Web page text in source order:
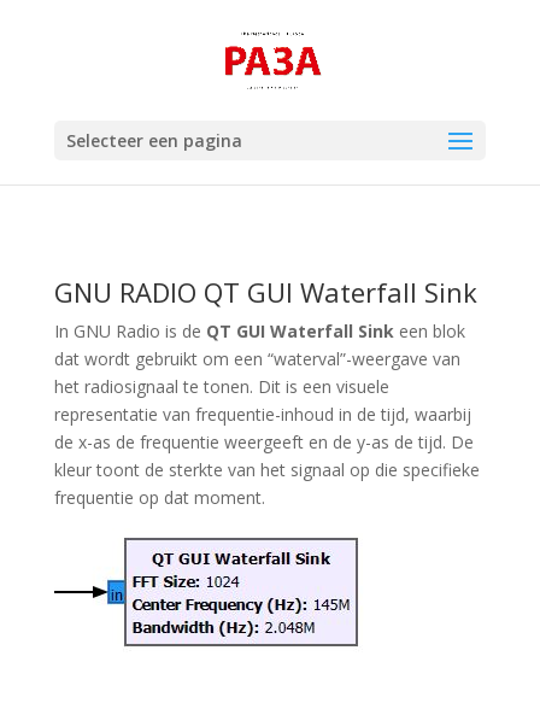
Selecteer een pagina
GNU RADIO QT GUI Waterfall Sink
In GNU Radio is de QT GUI Waterfall Sinkeen blok
dat wordt gebruikt om een “waterval”-weergave van
het radiosignaal te tonen. Dit is een visuele
representatie van frequentie-inhoud in de tijd, waarbij
de x-as de frequentie weergeeft en de y-as de tijd. De
kleur toont de sterkte van het signaal op die specifieke
frequentie op dat moment.